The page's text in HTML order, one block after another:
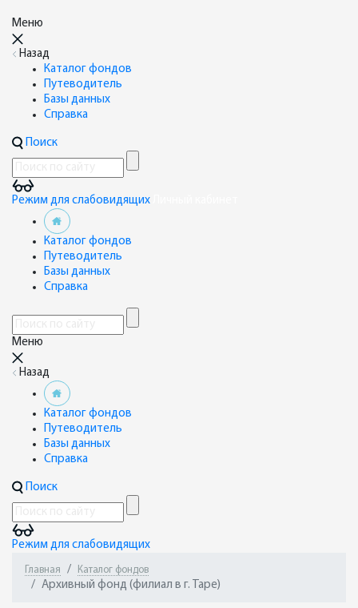
Меню
Назад
Каталог фондов
Путеводитель
Базы данных
Справка
Поиск
Режим для слабовидящих
Каталог фондов
Путеводитель
Базы данных
Справка
Меню
Назад
Каталог фондов
Путеводитель
Базы данных
Справка
Поиск
Режим для слабовидящих
Главная Каталог фондов
Архивный фонд (филиал в г. Таре)